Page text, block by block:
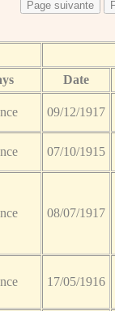
Date
09/12/1917
07/10/1915
08/07/1917
17/05/1916